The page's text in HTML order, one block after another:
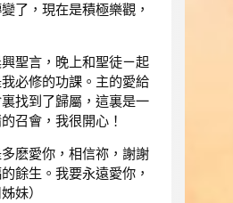
了，現在是積極樂觀，
聖言，晚上和聖徒ㄧ起
必修的功課。主的愛給
找到了歸屬，這裏是一
召會，我很開心！
麽愛你，相信祢，謝謝
餘生。我要永遠愛你，
妹）